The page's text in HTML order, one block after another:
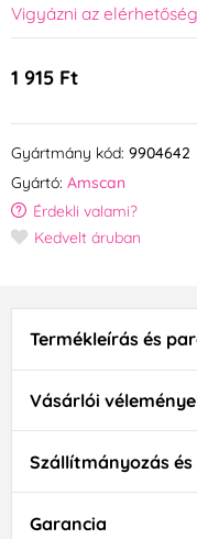
Vigyázni az
1 915 Ft
Gyártmány kód: 9904642
Gyártó: Amscan
Érdekli valami?
Kedvelt áruban
Termékleírás és
Vásárlói
Szállítmányozás
Garancia